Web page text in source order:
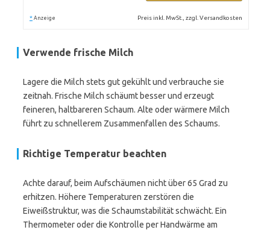
* Anzeige Preis inkl. MwSt., zzgl. Versandkosten
Verwende frische Milch
Lagere die Milch stets gut gekühlt und verbrauche sie
zeitnah. Frische Milch schäumt besser und erzeugt
feineren, haltbareren Schaum. Alte oder wärmere Milch
führt zu schnellerem Zusammenfallen des Schaums.
Richtige Temperatur beachten
Achte darauf, beim Aufschäumen nicht über 65 Grad zu
erhitzen. Höhere Temperaturen zerstören die
Eiweißstruktur, was die Schaumstabilität schwächt. Ein
Thermometer oder die Kontrolle per Handwärme am